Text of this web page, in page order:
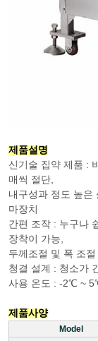
제품설명
신기술 집약 제품 :
매씩 절단,
내구성과 정도 높은
마장치
간편 조작 : 누구나
장착이 가능,
두께조절 및 폭 조
청결 설계 : 청소가
사용 온도 : -2℃ ~
제품사양
Model